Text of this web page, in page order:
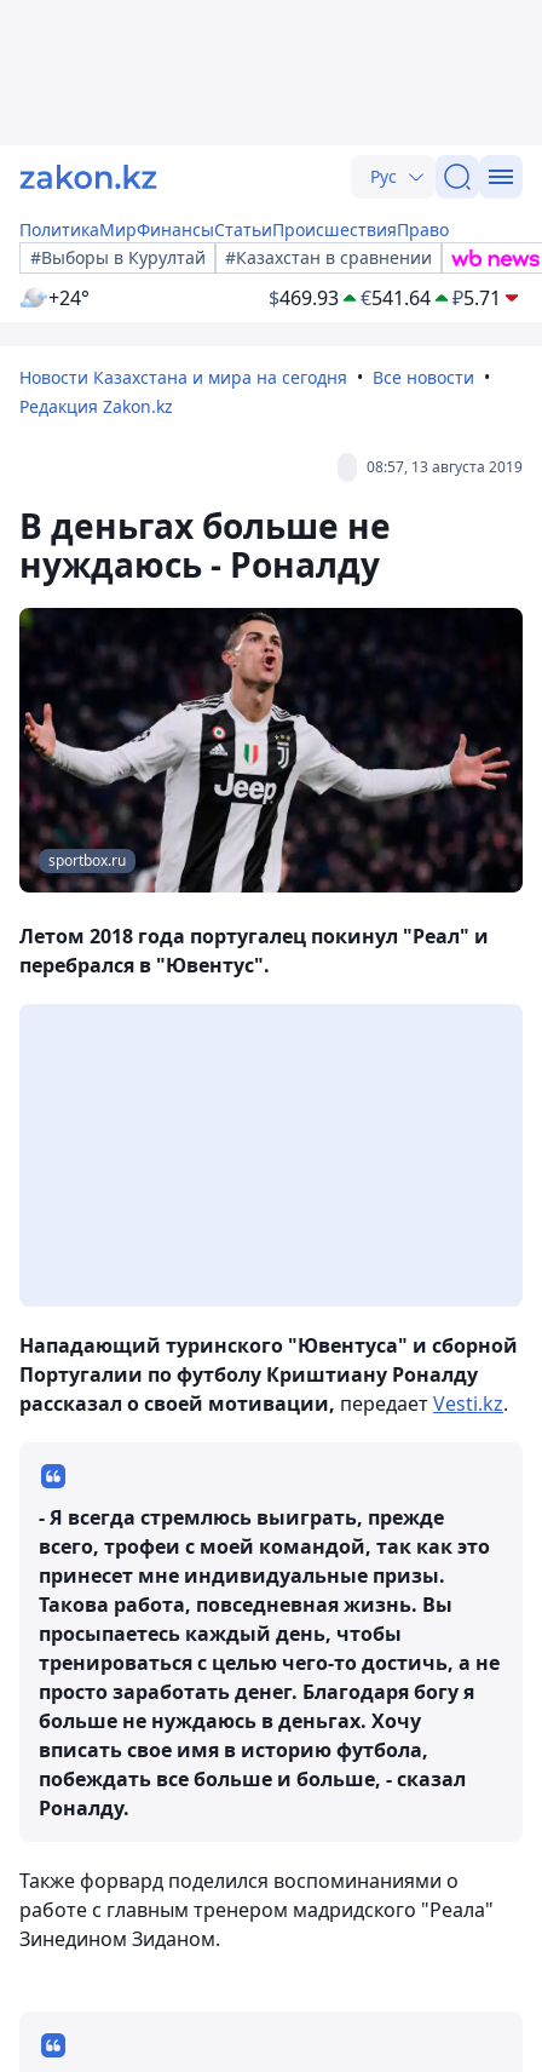
Рус
ПолитикаМирФинансыСтатьиПроисшествияПраво
#Выборы в Курултай
#Казахстан в сравнении
+24° $469.93 €541.64 ₽5.71
Новости Казахстана и мира на сегодня
Все новости
Редакция Zakon.kz
08:57, 13 августа 2019
В деньгах больше не
нуждаюсь - Роналду
sportbox.ru
Летом 2018 года португалец покинул "Реал" и
перебрался в "Ювентус".
Нападающий туринского "Ювентуса" и сборной
Португалии по футболу Криштиану Роналду
рассказал о своей мотивации, передаетVesti.kz.
- Я всегда стремлюсь выиграть, прежде
всего, трофеи с моей командой, так как это
принесет мне индивидуальные призы.
Такова работа, повседневная жизнь. Вы
просыпаетесь каждый день, чтобы
тренироваться с целью чего-то достичь, а не
просто заработать денег. Благодаря богу я
больше не нуждаюсь в деньгах. Хочу
вписать свое имя в историю футбола,
побеждать все больше и больше, - сказал
Роналду.
Также форвард поделился воспоминаниями о
работе с главным тренером мадридского "Реала"
Зинедином Зиданом.